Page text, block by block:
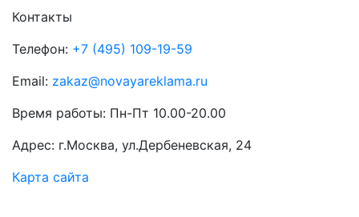
Контакты
Телефон: +7 (495) 109-19-59
Email: zakaz@novayareklama.ru
Время работы: Пн-Пт 10.00-20.00
Адрес: г.Москва, ул.Дербеневская, 24
Карта сайта